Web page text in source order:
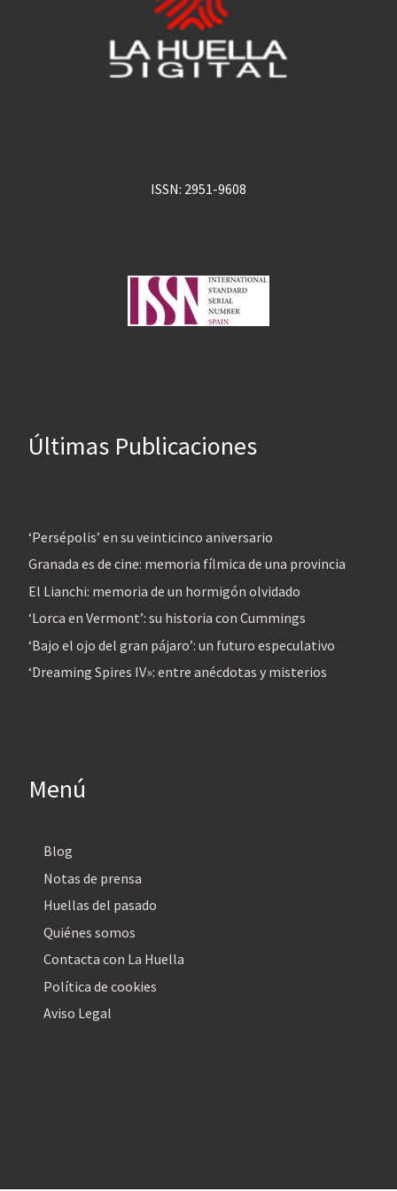
ISSN: 2951-9608
Últimas Publicaciones
‘Persépolis’ en su veinticinco aniversario
Granada es de cine: memoria fílmica de una provincia
El Lianchi: memoria de un hormigón olvidado
‘Lorca en Vermont’: su historia con Cummings
‘Bajo el ojo del gran pájaro’: un futuro especulativo
‘Dreaming Spires IV»: entre anécdotas y misterios
Menú
Blog
Notas de prensa
Huellas del pasado
Quiénes somos
Contacta con La Huella
Política de cookies
Aviso Legal